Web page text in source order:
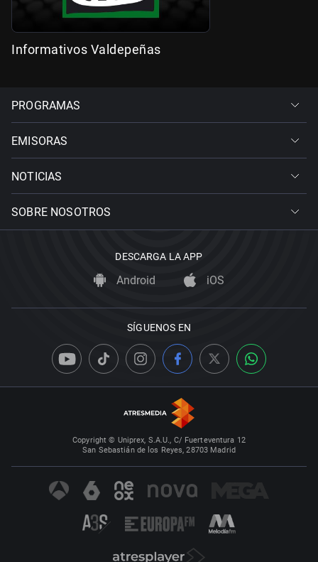
Informativos Valdepeñas
PROGRAMAS
EMISORAS
NOTICIAS
SOBRE NOSOTROS
DESCARGA LA APP
Android iOS
SÍGUENOS EN
Copyright © Uniprex, S.A.U., C/ Fuerteventura 12
San Sebastián de los Reyes, 28703 Madrid